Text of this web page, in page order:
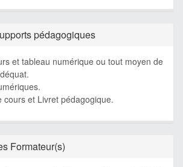
pédagogiques
et tableau numérique ou tout moyen de
cours et Livret pédagogique.
Formateur(s)